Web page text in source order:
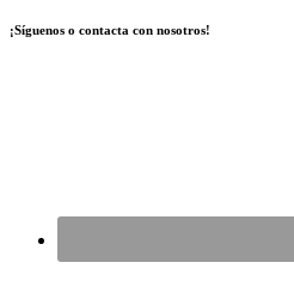
¡Síguenos o contacta con nosotros!